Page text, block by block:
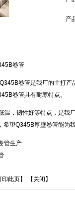
产
卷管
卷管是我厂的主打
卷管具有耐寒特点。
，韧性好等特点，是我
望Q345B厚壁卷管能为
管生产
印此页】 【 关闭 】